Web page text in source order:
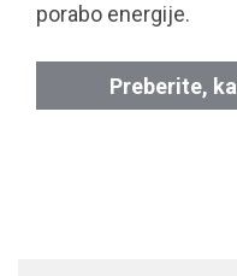
porabo energije.
Preberite,